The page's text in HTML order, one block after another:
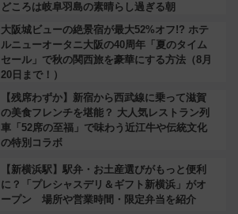
どころは岐阜羽島の素晴らし過ぎる朝
大阪城ビューの絶景宿が最大52%オフ!? ホテ
ルニューオータニ大阪の40周年「夏のタイム
セール」で秋の関西旅を豪華にする方法（8月
20日まで！）
【残席わずか】新宿から西武線に乗って滋賀
の美食フレンチを堪能？ 大人気レストラン列
車「52席の至福」で味わう近江牛や伝統文化
の特別コラボ
【新横浜駅】駅弁・お土産選びがもっと便利
に？「プレシャスデリ＆ギフト新横浜」がオ
ープン 場所や営業時間・限定弁当を紹介